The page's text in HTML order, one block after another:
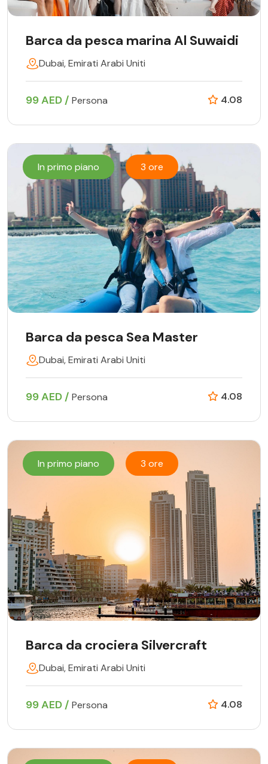
Barca da pesca marina Al Suwaidi
Dubai, Emirati Arabi Uniti
99 AED / Persona 4.08
In primo piano 3 ore
Barca da pesca Sea Master
Dubai, Emirati Arabi Uniti
99 AED / Persona 4.08
In primo piano 3 ore
Barca da crociera Silvercraft
Dubai, Emirati Arabi Uniti
99 AED / Persona 4.08